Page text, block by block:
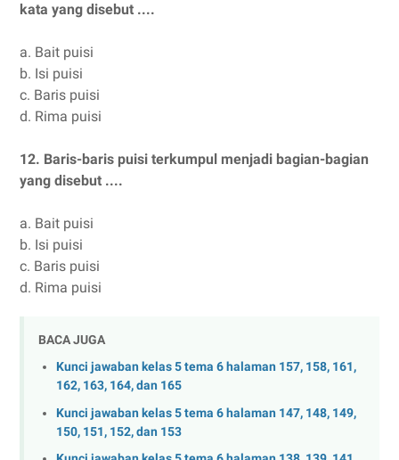
kata yang disebut ....
a. Bait puisi
b. Isi puisi
c. Baris puisi
d. Rima puisi
12. Baris-baris puisi terkumpul menjadi bagian-bagian
yang disebut ....
a. Bait puisi
b. Isi puisi
c. Baris puisi
d. Rima puisi
BACA JUGA
Kunci jawaban kelas 5 tema 6 halaman 157, 158, 161,
162, 163, 164, dan 165
Kunci jawaban kelas 5 tema 6 halaman 147, 148, 149,
150, 151, 152, dan 153